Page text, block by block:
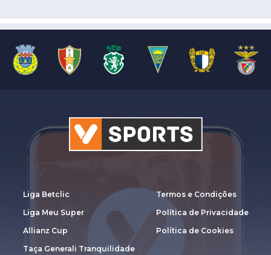
Liga Betclic
Liga Meu Super
Allianz Cup
Taça Generali Tranquilidade
Termos e Condições
Política de Privacidade
Política de Cookies